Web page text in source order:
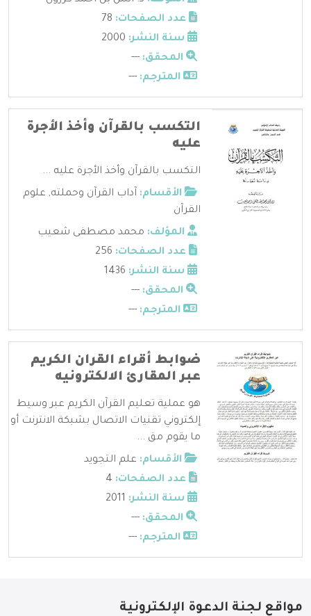
عدد الصفحات:
سنة النشر:
المحقق: ---
المترجم: ---
التكسب بالقرآن وأخذ الأجرة
عليه
التكسب بالقرآن وأخذ الأجرة عليه ...
الأقسام: آداب القرآن وحملته, علوم
القرآن
المؤلف: محمد مصطفى شعيب
عدد الصفحات:
سنة النشر:
المحقق: ---
المترجم: ---
ضوابط أقراء القران الكريم
عبر المقارئ الالكترونيه
هو عملية تعليم القرآن الكريم عبر وسيط
إلكتروني تقنيات الاتصال بشبكة الانترنت أو
ما يقوم مق ...
الأقسام: علم التجويد
عدد الصفحات:
سنة النشر:
المحقق: ---
المترجم: ---
مواقع لجنة الدعوة الإلكترونية